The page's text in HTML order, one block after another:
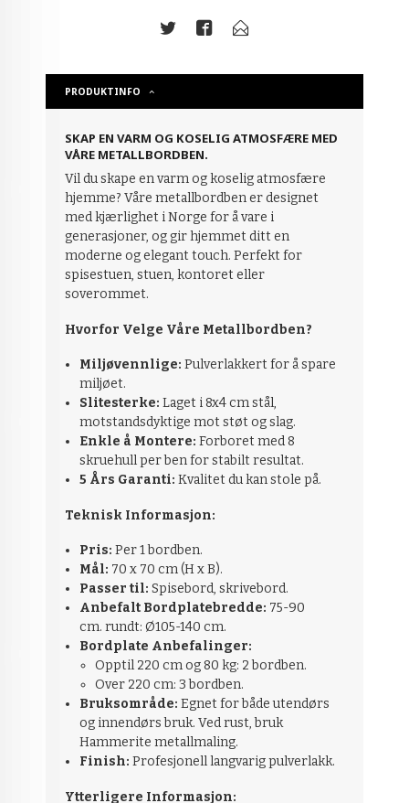
PRODUKTINFO
SKAP EN VARM OG KOSELIG ATMOSFÆRE MED
VÅRE METALLBORDBEN.
Vil du skape en varm og koselig atmosfære
hjemme? Våre metallbordben er designet
med kjærlighet i Norge for å vare i
generasjoner, og gir hjemmet ditt en
moderne og elegant touch. Perfekt for
spisestuen, stuen, kontoret eller
soverommet.
Hvorfor Velge Våre Metallbordben?
Miljøvennlige: Pulverlakkert for å spare
miljøet.
Slitesterke: Laget i 8x4 cm stål,
motstandsdyktige mot støt og slag.
Enkle å Montere: Forboret med 8
skruehull per ben for stabilt resultat.
5 Års Garanti: Kvalitet du kan stole på.
Teknisk Informasjon:
Pris: Per 1 bordben.
Mål: 70 x 70 cm (H x B).
Passer til: Spisebord, skrivebord.
Anbefalt Bordplatebredde: 75-90
cm. rundt: Ø105-140 cm.
Bordplate Anbefalinger:
Opptil 220 cm og 80 kg: 2 bordben.
Over 220 cm: 3 bordben.
Bruksområde: Egnet for både utendørs
og innendørs bruk. Ved rust, bruk
Hammerite metallmaling.
Finish: Profesjonell langvarig pulverlakk.
Ytterligere Informasjon: